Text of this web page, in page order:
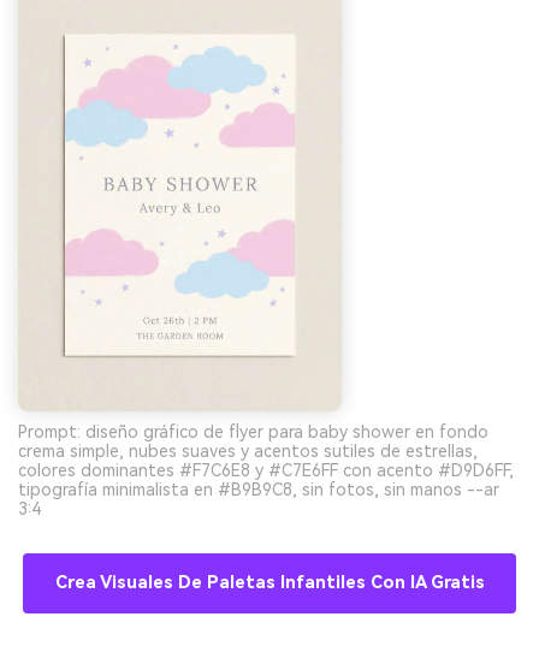
Prompt: diseño gráfico de flyer para baby shower en fondo
crema simple, nubes suaves y acentos sutiles de estrellas,
colores dominantes #F7C6E8 y #C7E6FF con acento #D9D6FF,
tipografía minimalista en #B9B9C8, sin fotos, sin manos --ar
3:4
Crea Visuales De Paletas Infantiles Con IA Gratis